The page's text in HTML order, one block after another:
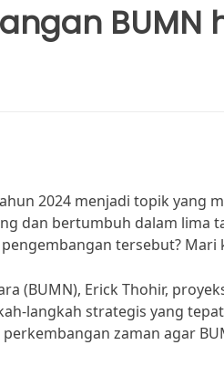
BUMN
2024 menjadi topik yang
dan bertumbuh dalam lima
tersebut? Mari
(BUMN), Erick Thohir,
langkah strategis yang
zaman agar